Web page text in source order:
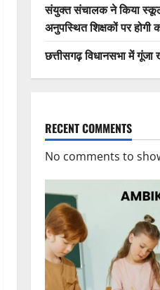
संयुक्त संचालक ने किया
अनुपस्थित शिक्षकों पर होगी
छत्तीसगढ़ विधानसभा में गूंजा
RECENT COMMENTS
No comments to